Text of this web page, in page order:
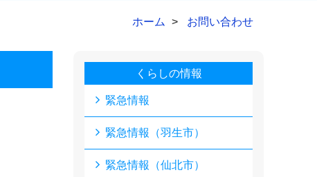
ホーム お問い合わせ
くらしの情報
緊急情報
緊急情報（羽生市）
緊急情報（仙北市）